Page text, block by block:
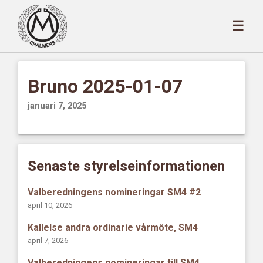
☰
Bruno 2025-01-07
januari 7, 2025
Senaste styrelseinformationen
Valberedningens nomineringar SM4 #2
april 10, 2026
Kallelse andra ordinarie vårmöte, SM4
april 7, 2026